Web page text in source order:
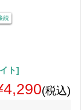
続
ト]
(税込)